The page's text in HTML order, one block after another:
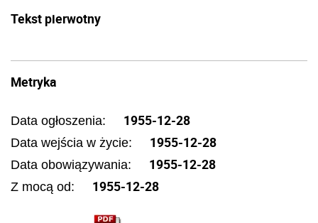
Tekst pierwotny
Metryka
Data ogłoszenia: 1955-12-28
Data wejścia w życie: 1955-12-28
Data obowiązywania: 1955-12-28
Z mocą od: 1955-12-28